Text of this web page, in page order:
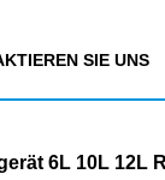
SIE UNS
6L 10L 12L